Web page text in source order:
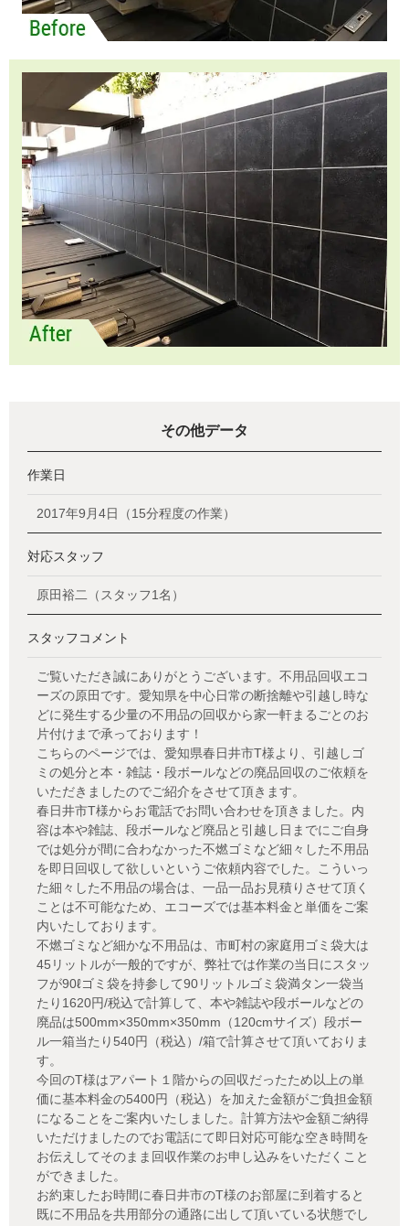
その他データ
作業日
2017年9月4日（15分程度の作業）
対応スタッフ
原田裕二（スタッフ1名）
スタッフコメント
ご覧いただき誠にありがとうございます。不用品回収エコ
ーズの原田です。愛知県を中心日常の断捨離や引越し時な
どに発生する少量の不用品の回収から家一軒まるごとのお
片付けまで承っております！
こちらのページでは、愛知県春日井市T様より、引越しゴ
ミの処分と本・雑誌・段ボールなどの廃品回収のご依頼を
いただきましたのでご紹介をさせて頂きます。
春日井市T様からお電話でお問い合わせを頂きました。内
容は本や雑誌、段ボールなど廃品と引越し日までにご自身
では処分が間に合わなかった不燃ゴミなど細々した不用品
を即日回収して欲しいというご依頼内容でした。こういっ
た細々した不用品の場合は、一品一品お見積りさせて頂く
ことは不可能なため、エコーズでは基本料金と単価をご案
内いたしております。
不燃ゴミなど細かな不用品は、市町村の家庭用ゴミ袋大は
45リットルが一般的ですが、弊社では作業の当日にスタッ
フが90ℓゴミ袋を持参して90リットルゴミ袋満タン一袋当
たり1620円/税込で計算して、本や雑誌や段ボールなどの
廃品は500mm×350mm×350mm（120cmサイズ）段ボー
ル一箱当たり540円（税込）/箱で計算させて頂いておりま
す。
今回のT様はアパート１階からの回収だったため以上の単
価に基本料金の5400円（税込）を加えた金額がご負担金額
になることをご案内いたしました。計算方法や金額ご納得
いただけましたのでお電話にて即日対応可能な空き時間を
お伝えしてそのまま回収作業のお申し込みをいただくこと
ができました。
お約束したお時間に春日井市のT様のお部屋に到着すると
既に不用品を共用部分の通路に出して頂いている状態でし